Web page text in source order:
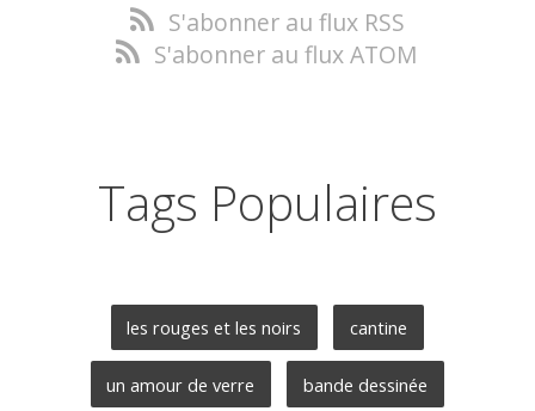
S'abonner au flux RSS
S'abonner au flux ATOM
Tags Populaires
les rouges et les noirs cantine
un amour de verre bande dessinée